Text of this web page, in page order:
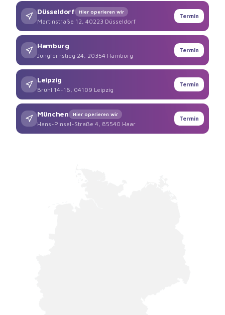
Düsseldorf Hier operieren wir
Martinstraße 12, 40223 Düsseldorf
Termin
Hamburg
Jungfernstieg 24, 20354 Hamburg
Termin
Leipzig
Brühl 14-16, 04109 Leipzig
Termin
München Hier operieren wir
Hans-Pinsel-Straße 4, 85540 Haar
Termin